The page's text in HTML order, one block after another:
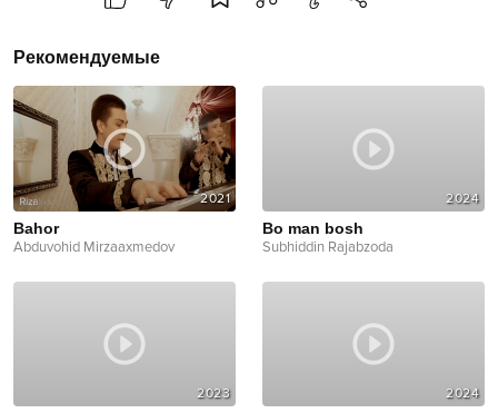
Рекомендуемые
2021
Bahor
Abduvohid Mirzaaxmedov
2024
Bo man bosh
Subhiddin Rajabzoda
2023 2024